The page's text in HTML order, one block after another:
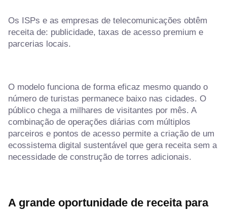
Os ISPs e as empresas de telecomunicações obtêm
receita de: publicidade, taxas de acesso premium e
parcerias locais.
O modelo funciona de forma eficaz mesmo quando o
número de turistas permanece baixo nas cidades. O
público chega a milhares de visitantes por mês. A
combinação de operações diárias com múltiplos
parceiros e pontos de acesso permite a criação de um
ecossistema digital sustentável que gera receita sem a
necessidade de construção de torres adicionais.
A grande oportunidade de receita para